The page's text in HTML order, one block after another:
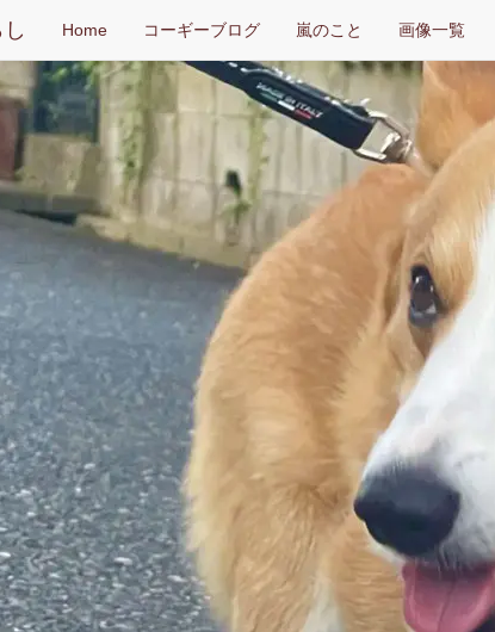
Home コーギーブログ 嵐のこと 画像一覧